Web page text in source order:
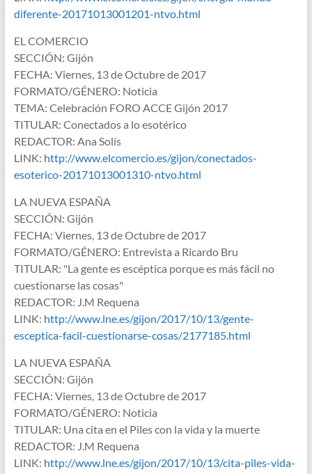
diferente-20171013001201-ntvo.html
EL COMERCIO
SECCIÓN: Gijón
FECHA: Viernes, 13 de Octubre de 2017
FORMATO/GÉNERO: Noticia
TEMA: Celebración FORO ACCE Gijón 2017
TITULAR: Conectados a lo esotérico
REDACTOR: Ana Solís
LINK: http://www.elcomercio.es/gijon/conectados-
esoterico-20171013001310-ntvo.html
LA NUEVA ESPAÑA
SECCIÓN: Gijón
FECHA: Viernes, 13 de Octubre de 2017
FORMATO/GÉNERO: Entrevista a Ricardo Bru
TITULAR: "La gente es escéptica porque es más fácil no
cuestionarse las cosas"
REDACTOR: J.M Requena
LINK: http://www.lne.es/gijon/2017/10/13/gente-
esceptica-facil-cuestionarse-cosas/2177185.html
LA NUEVA ESPAÑA
SECCIÓN: Gijón
FECHA: Viernes, 13 de Octubre de 2017
FORMATO/GÉNERO: Noticia
TITULAR: Una cita en el Piles con la vida y la muerte
REDACTOR: J.M Requena
LINK: http://www.lne.es/gijon/2017/10/13/cita-piles-vida-